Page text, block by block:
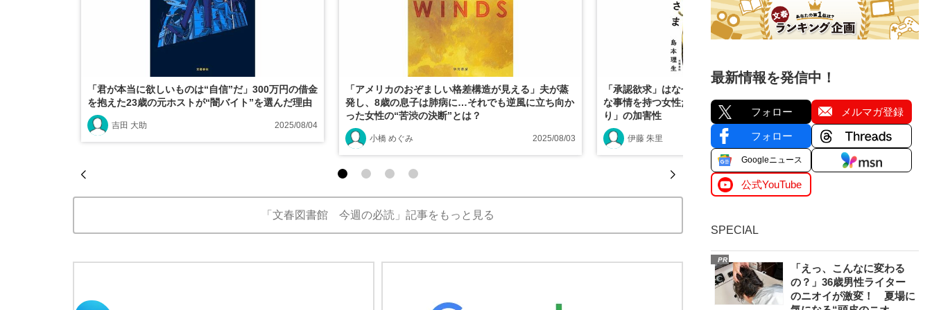
「君が本当に欲しいものは“自信”だ」300万円の借金
を抱えた23歳の元ホストが“闇バイト”を選んだ理由
吉田 大助 2025/08/04
「アメリカのおぞましい格差構造が見える」夫が蒸
発し、8歳の息子は肺病に…それでも逆風に立ち向か
った女性の“苦渋の決断”とは？
小橋 めぐみ 2025/08/03
「承認欲求」はなぜ悪口として使われるのか？ 特殊
な事情を持つ女性たちに向けられる「わかったつも
り」の加害性
伊藤 朱里 2025/07/29
「文春図書館 今週の必読」記事をもっと見る
最新情報を発信中！
フォロー メルマガ登録
フォロー
Googleニュース
公式YouTube
SPECIAL
PR
「えっ、こんなに変わる
の？」36歳男性ライター
のニオイが激変！ 夏場に